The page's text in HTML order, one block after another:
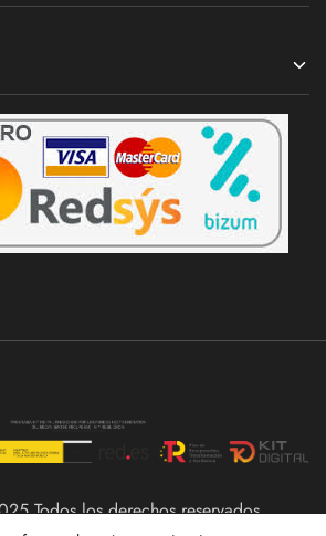
Todos los derechos reservados.